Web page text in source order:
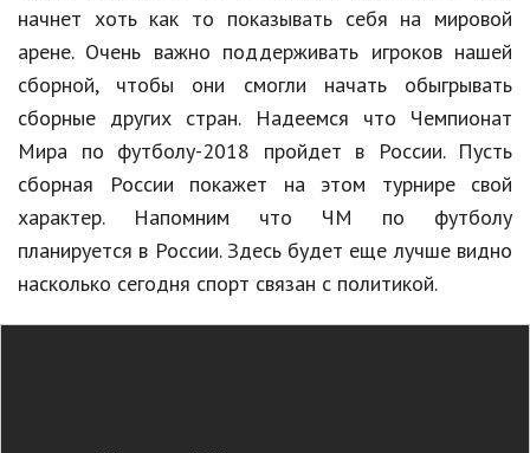
Работа и бизнес
Животные
Еда и напитки
Праздники и подарки
Кинематограф
Домашние животные
начнет хоть как то показывать себя на мировой
арене. Очень важно поддерживать игроков нашей
сборной, чтобы они смогли начать обыгрывать
сборные других стран. Надеемся что Чемпионат
Мира по футболу-2018 пройдет в России. Пусть
сборная России покажет на этом турнире свой
характер. Напомним что ЧМ по футболу
планируется в России. Здесь будет еще лучше видно
насколько сегодня спорт связан с политикой.